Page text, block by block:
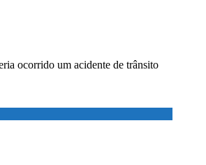
ocorrido um acidente de trânsito